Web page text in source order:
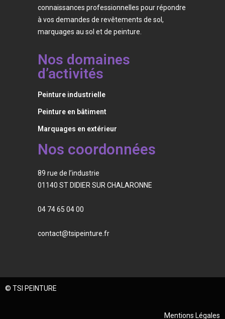
connaissances professionnelles pour répondre
à vos demandes de revêtements de sol,
marquages au sol et de peinture.
Nos domaines
d’activités
Peinture industrielle
Peinture en bâtiment
Marquages en extérieur
Nos coordonnées
89 rue de l’industrie
01140 ST DIDIER SUR CHALARONNE
04 74 65 04 00
contact@tsipeinture.fr
© TSI PEINTURE
Mentions Légales